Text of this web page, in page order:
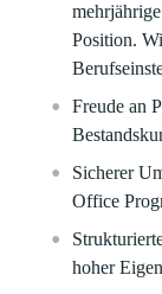
Position.
Freude an
Sicherer
Office
hoher